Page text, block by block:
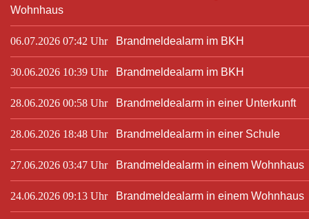
Wohnhaus
06.07.2026 07:42 Uhr Brandmeldealarm im BKH
30.06.2026 10:39 Uhr Brandmeldealarm im BKH
28.06.2026 00:58 Uhr Brandmeldealarm in einer Unterkunft
28.06.2026 18:48 Uhr Brandmeldealarm in einer Schule
27.06.2026 03:47 Uhr Brandmeldealarm in einem Wohnhaus
24.06.2026 09:13 Uhr Brandmeldealarm in einem Wohnhaus